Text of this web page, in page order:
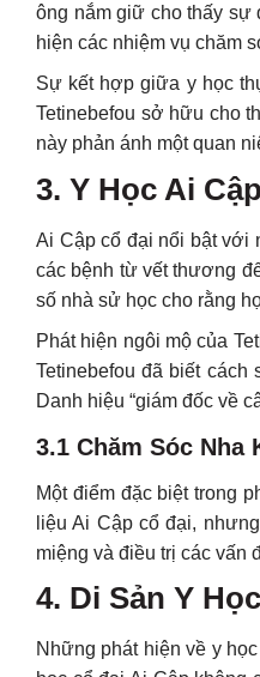
ông nắm giữ cho thấy sự
hiện các nhiệm vụ chăm
Sự kết hợp giữa y học
Tetinebefou sở hữu cho
này phản ánh một quan
3. Y Học Ai
Ai Cập cổ đại nổi bật với
các bệnh từ vết thương
số nhà sử học cho rằng
Phát hiện ngôi mộ của
Tetinebefou đã biết
Danh hiệu “giám đốc về
3.1 Chăm Sóc Nha
Một điểm đặc biệt trong
liệu Ai Cập cổ đại,
miệng và điều trị các vấn
4. Di Sản Y
Những phát hiện về y